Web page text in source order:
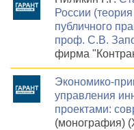
России
публичного
проф. С.В.
фирма
Экономико-
управления
проектами:
(монография)